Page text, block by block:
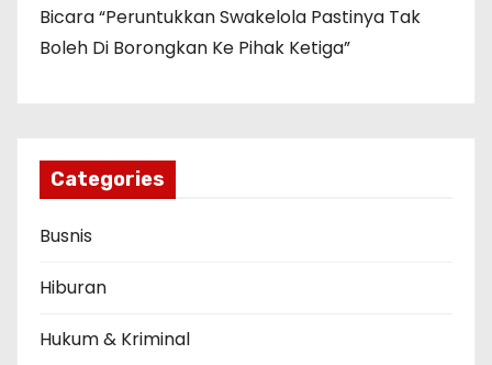
Bicara “Peruntukkan Swakelola Pastinya Tak
Boleh Di Borongkan Ke Pihak Ketiga”
Categories
Busnis
Hiburan
Hukum & Kriminal